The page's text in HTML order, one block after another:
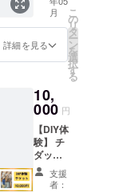
で選定
させて
いただ
きま
希望さ
れる方
は、備
考欄に
希望さ
れるお
名前を
ご記入
（内容
量：
200g）
原材料
表示は
お届け
ラベル
に表記
されま
す。商
品開封
て大丈
夫。で
も応援
した
い」そ
を、あ
りがた
く受け
取らせ
ていた
だきま
す。い
ただい
月
詳細を見る
こ
の
リ
タ
ー
ン
を
選
択
す
る
10,
000 円
【DIY体
験】 チ
ダッケ
のDIYリ
ノベー
支援
者：